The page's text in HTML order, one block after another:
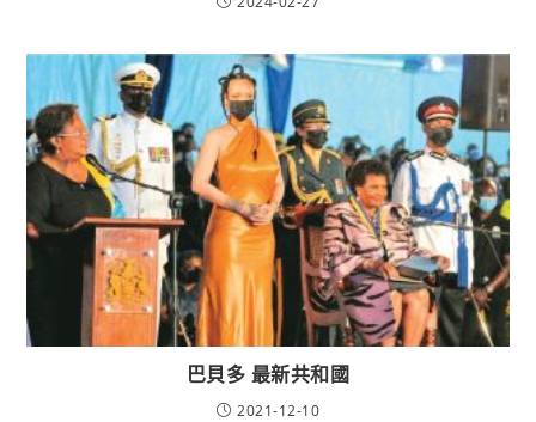
巴貝多 最新共和國
2021-12-10